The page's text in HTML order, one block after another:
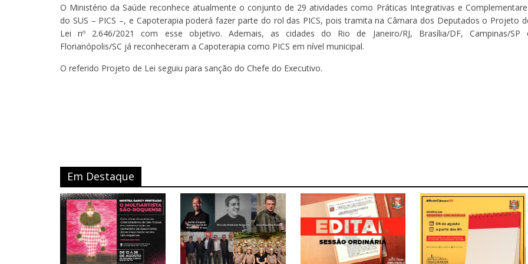
O Ministério da Saúde reconhece atualmente o conjunto de 29 atividades como Práticas Integrativas e
do SUS – PICS –, e Capoterapia poderá fazer parte do rol das PICS, pois tramita na Câmara dos Deputados o Projeto
Lei nº 2.646/2021 com esse objetivo. Ademais, as cidades do Rio de Janeiro/RJ, Brasília/DF, Campinas/SP
Florianópolis/SC já reconheceram a Capoterapia como PICS em nível municipal.
O referido Projeto de Lei seguiu para sanção do Chefe do Executivo.
Em Destaque